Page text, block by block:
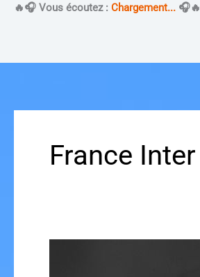
​🔥​🎧 Vous écoutez : Chargement... 🎧​🔥​
France Inter